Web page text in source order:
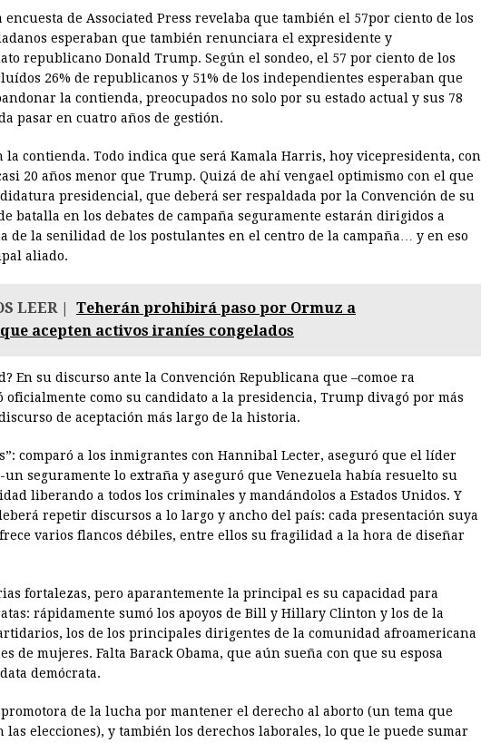
de Associated Press revelaba que también el 57por ciento de los
esperaban que también renunciara el expresidente y
republicano Donald Trump. Según el sondeo, el 57 por ciento de los
26% de republicanos y 51% de los independientes esperaban que
la contienda, preocupados no solo por su estado actual y sus 78
pasar en cuatro años de gestión.
la contienda. Todo indica que será Kamala Harris, hoy vicepresidenta, con
20 años menor que Trump. Quizá de ahí vengael optimismo con el que
presidencial, que deberá ser respaldada por la Convención de su
batalla en los debates de campaña seguramente estarán dirigidos a
de la senilidad de los postulantes en el centro de la campaña… y en eso
aliado.
LEER |
Teherán prohibirá paso por Ormuz a
acepten activos iraníes congelados
En su discurso ante la Convención Republicana que –comoe ra
como su candidato a la presidencia, Trump divagó por más
de aceptación más largo de la historia.
comparó a los inmigrantes con Hannibal Lecter, aseguró que el líder
un seguramente lo extraña y aseguró que Venezuela había resuelto su
liberando a todos los criminales y mandándolos a Estados Unidos. Y
repetir discursos a lo largo y ancho del país: cada presentación suya
varios flancos débiles, entre ellos su fragilidad a la hora de diseñar
fortalezas, pero aparantemente la principal es su capacidad para
rápidamente sumó los apoyos de Bill y Hillary Clinton y los de la
los de los principales dirigentes de la comunidad afroamericana
de mujeres. Falta Barack Obama, que aún sueña con que su esposa
demócrata.
de la lucha por mantener el derecho al aborto (un tema que
las elecciones), y también los derechos laborales, lo que le puede sumar